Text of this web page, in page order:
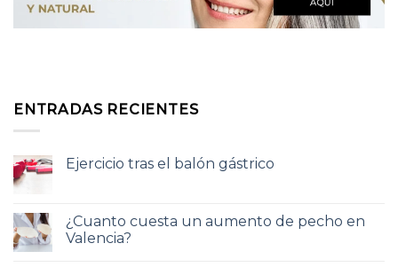
ENTRADAS RECIENTES
Ejercicio tras el balón gástrico
¿Cuanto cuesta un aumento de pecho en
Valencia?